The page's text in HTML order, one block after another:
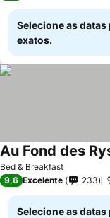
Selecione as
exatos.
Bed & Breakfast
Au Fond des
9,6 Excelente 233
Selecione as